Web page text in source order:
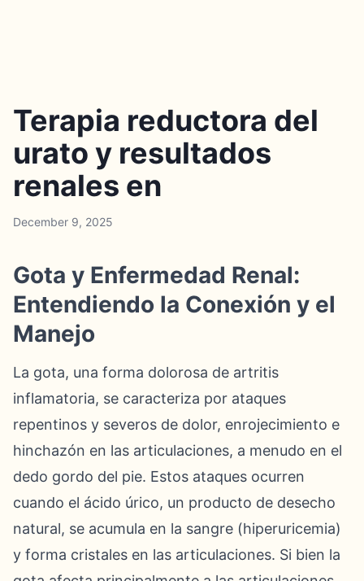
Terapia reductora del
urato y resultados
renales en
December 9, 2025
Gota y Enfermedad Renal:
Entendiendo la Conexión y el
Manejo
La gota, una forma dolorosa de artritis
inflamatoria, se caracteriza por ataques
repentinos y severos de dolor, enrojecimiento e
hinchazón en las articulaciones, a menudo en el
dedo gordo del pie. Estos ataques ocurren
cuando el ácido úrico, un producto de desecho
natural, se acumula en la sangre (hiperuricemia)
y forma cristales en las articulaciones. Si bien la